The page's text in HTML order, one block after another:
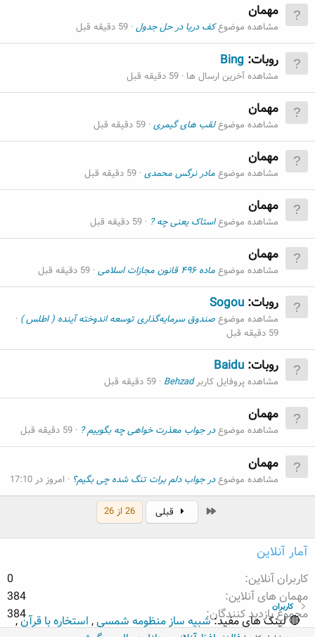
مهمان
مشاهده موضوعکف دریا در حل جدول 59 دقیقه قبل
روبات: Bing
مشاهده آخرین ارسال ها 59 دقیقه قبل
مهمان
مشاهده موضوعلقب های گیمری 59 دقیقه قبل
مهمان
مشاهده موضوعمادر نرگس محمدی 59 دقیقه قبل
مهمان
مشاهده موضوعاستاک یعنی چه ? 59 دقیقه قبل
مهمان
مشاهده موضوعماده ۴۹۶ قانون مجازات اسلامی 59 دقیقه قبل
روبات: Sogou
مشاهده موضوعصندوق سرمایه‌گذاری توسعه اندوخته آینده ( اطلس )
59 دقیقه قبل
روبات: Baidu
مشاهده پروفایل کاربرBehzad 59 دقیقه قبل
مهمان
مشاهده موضوعدر جواب معذرت خواهی چه بگوییم ? 59 دقیقه قبل
مهمان
مشاهده موضوعدر جواب دلم برات تنگ شده چی بگیم؟ امروز در 17:10
اول قبلی 26 از 26
آمار آنلاین
کاربران آنلاین
0
مهمان های آنلاین
384
مجموع بازدید کنندگان
384 کاربران
🔴 لینک های مفید:شبیه ساز منظومه شمسی, استخاره با قرآن,